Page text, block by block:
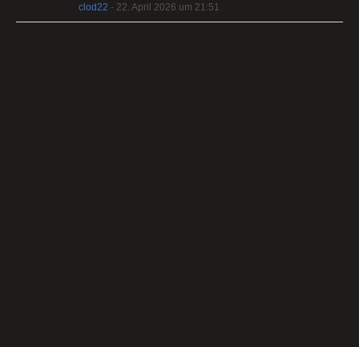
clod22 - 22. April 2026 um 21:51